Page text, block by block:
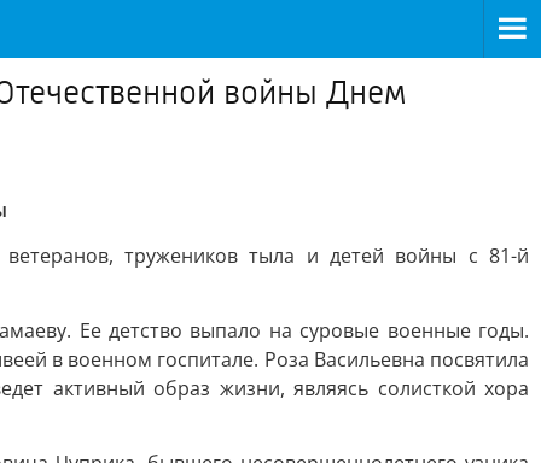
войны Днем
тружеников тыла и детей войны с 81-й
Ее детство выпало на суровые военные годы.
в военном госпитале. Роза Васильевна посвятила
активный образ жизни, являясь солисткой хора